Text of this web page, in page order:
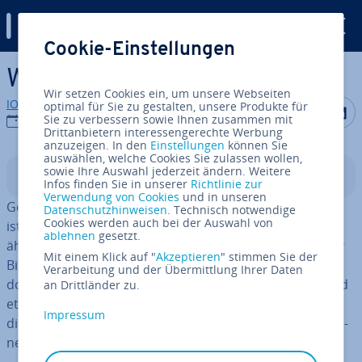
Zum Haupt­in­halt springen
Was ist Ge­ne­ra­ti­ve AI?
IONOS Redaktion
01.07.2025
Auf Auf
In­halts­ver­zeich­nis
Ge­ne­ra­ti­ve AI, kurz für Ge­ne­ra­ti­ve Ar­ti­fi­ci­al In­tel­li­gence,
ist in der Lage, Inhalte zu ge­ne­rie­ren, die den Daten
ähneln, mit denen sie trainiert wurde – von Texten über
Bilder bis zu Musik. Das Potenzial ist be­ein­dru­ckend,
doch Ge­ne­ra­ti­ve KI bringt auch Her­aus­for­de­run­gen und
ethische Bedenken mit sich, ins­be­son­de­re in Bezug auf
die Au­then­ti­zi­tät und den möglichen Miss­brauch der ge­
ne­rier­ten Inhalte.
Cookie-Einstellungen
Wir setzen Cookies ein, um unsere Webseiten
optimal für Sie zu gestalten, unsere Produkte für
Sie zu verbessern sowie Ihnen zusammen mit
Drittanbietern interessengerechte Werbung
anzuzeigen. In den Einstellungen können Sie
auswählen, welche Cookies Sie zulassen wollen,
sowie Ihre Auswahl jederzeit ändern. Weitere
Infos finden Sie in unserer Richtlinie zur
Verwendung von Cookies und in unseren
Datenschutzhinweisen. Technisch notwendige
Cookies werden auch bei der Auswahl von
ablehnen gesetzt.
Mit einem Klick auf "Akzeptieren" stimmen Sie der
Verarbeitung und der Übermittlung Ihrer Daten
an Drittländer zu.
Impressum